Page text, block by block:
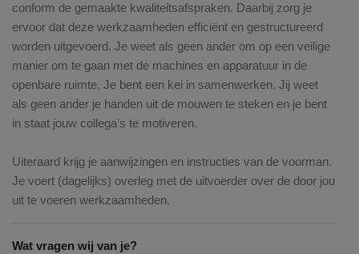
conform de gemaakte kwaliteitsafspraken. Daarbij zorg je
ervoor dat deze werkzaamheden efficiënt en gestructureerd
worden uitgevoerd. Je weet als geen ander om op een veilige
manier om te gaan met de machines en apparatuur in de
openbare ruimte. Je bent een kei in samenwerken. Jij weet
als geen ander je handen uit de mouwen te steken en je bent
in staat jouw collega’s te motiveren.
Uiteraard krijg je aanwijzingen en instructies van de voorman.
Je voert (dagelijks) overleg met de uitvoerder over de door jou
uit te voeren werkzaamheden.
Wat vragen wij van je?